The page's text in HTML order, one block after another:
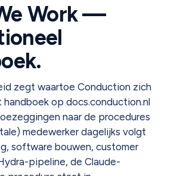
Work —
zegt waartoe Conduction zich
op docs.conduction.nl
naar de procedures
medewerker dagelijks volgt
software bouwen, customer
pipeline, de Claude-